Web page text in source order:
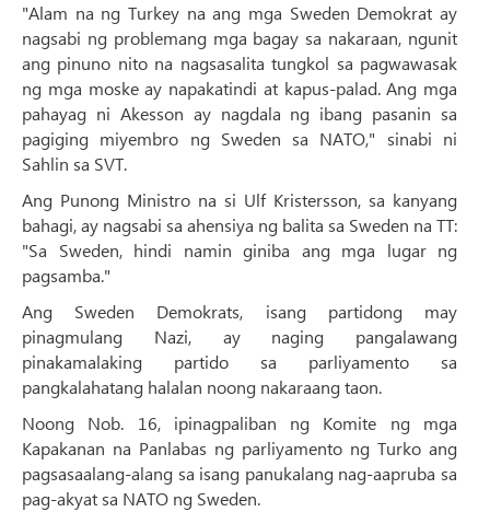
"Alam na ng Turkey na ang mga Sweden Demokrat ay
nagsabi ng problemang mga bagay sa nakaraan, ngunit
ang pinuno nito na nagsasalita tungkol sa pagwawasak
ng mga moske ay napakatindi at kapus-palad. Ang mga
pahayag ni Akesson ay nagdala ng ibang pasanin sa
pagiging miyembro ng Sweden sa NATO," sinabi ni
Sahlin sa SVT.
Ang Punong Ministro na si Ulf Kristersson, sa kanyang
bahagi, ay nagsabi sa ahensiya ng balita sa Sweden na TT:
"Sa Sweden, hindi namin giniba ang mga lugar ng
pagsamba."
Ang Sweden Demokrats, isang partidong may
pinagmulang Nazi, ay naging pangalawang
pinakamalaking partido sa parliyamento sa
pangkalahatang halalan noong nakaraang taon.
Noong Nob. 16, ipinagpaliban ng Komite ng mga
Kapakanan na Panlabas ng parliyamento ng Turko ang
pagsasaalang-alang sa isang panukalang nag-aapruba sa
pag-akyat sa NATO ng Sweden.